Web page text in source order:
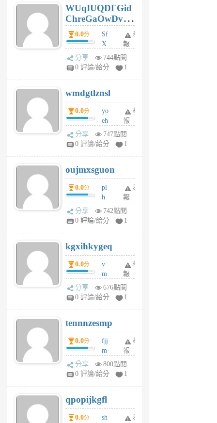
個
月
前
WUqIUQDFGid
ChreGaOwDv
dY0.0分
Sf
X
Pe
Jc
R
P
m
v
A
V
個
月
前
舉
報
分享
744點閱
0 評論/給分
1
wmdgtlznsl
0.0分
yo
eh
ld
gy
個
月
前
舉
報
分享
747點閱
0 評論/給分
1
oujmxsguon
0.0分
pl
h
wi
w
6
個
月
前
舉
報
分享
742點閱
0 評論/給分
1
kgxihkygeq
0.0分
v
m
sg
sr
6
個
月
前
舉
報
分享
676點閱
0 評論/給分
1
tennnzesmp
0.0分
fjj
m
w
rs
6
個
月
舉
報
分享
800點閱
0 評論/給分
1
qpopijkgfl
0.0分
sh
舉